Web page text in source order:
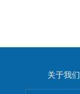
关于我们